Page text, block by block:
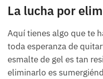
La lucha por
Aquí tienes algo que te
toda esperanza de
esmalte de gel es tan
eliminarlo es